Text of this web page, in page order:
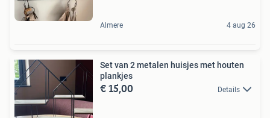
Almere 4 aug 26
Set van 2 metalen huisjes met houten
plankjes
€ 15,00 Details